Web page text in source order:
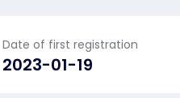
Date of first registration
2023-01-19